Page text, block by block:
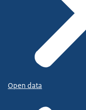
Open data